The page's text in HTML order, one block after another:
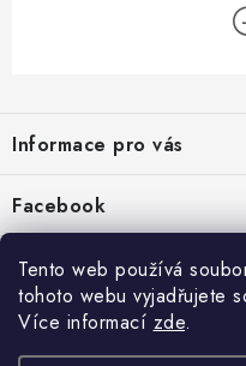
Tento web používá
tohoto webu vyjadřujete
Více informací zde.
p
a
t
Informace pro vás
Obchodní podmínky
Podmínky ochrany osobních
Reklamace
Facebook